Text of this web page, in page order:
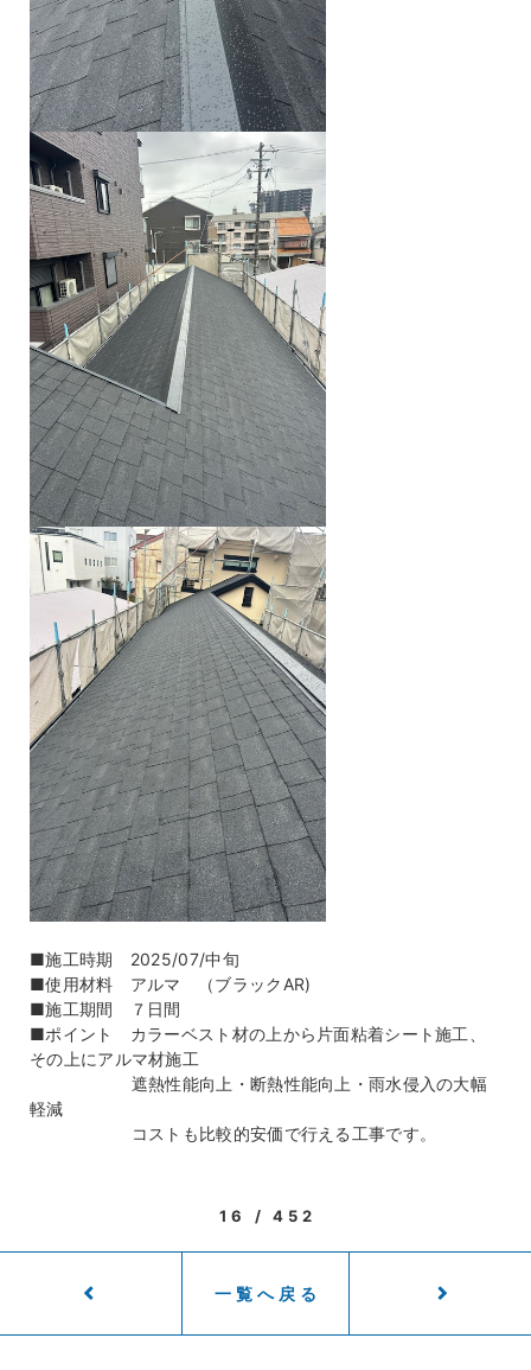
■施工時期 2025/07/中旬
■使用材料 アルマ （ブラックAR)
■施工期間 ７日間
■ポイント カラーベスト材の上から片面粘着シート施工、
その上にアルマ材施工
遮熱性能向上・断熱性能向上・雨水侵入の大幅
軽減
コストも比較的安価で行える工事です。
16 / 452
一覧へ戻る